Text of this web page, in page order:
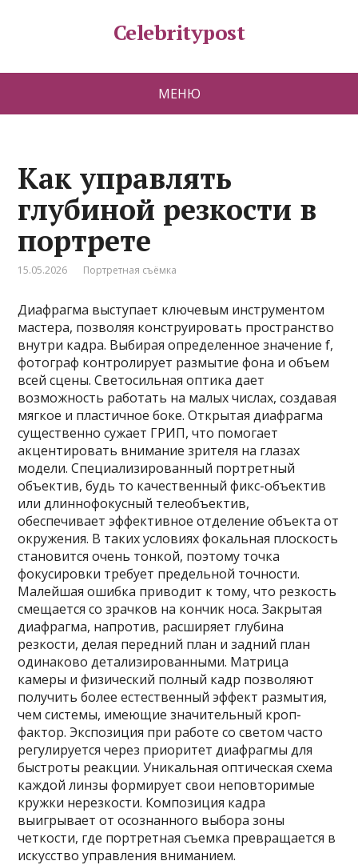
Celebritypost
МЕНЮ
Как управлять
глубиной резкости в
портрете
15.05.2026 Портретная съёмка
Диафрагма выступает ключевым инструментом
мастера, позволяя конструировать пространство
внутри кадра. Выбирая определенное значение f,
фотограф контролирует размытие фона и объем
всей сцены. Светосильная оптика дает
возможность работать на малых числах, создавая
мягкое и пластичное боке. Открытая диафрагма
существенно сужает ГРИП, что помогает
акцентировать внимание зрителя на глазах
модели. Специализированный портретный
объектив, будь то качественный фикс-объектив
или длиннофокусный телеобъектив,
обеспечивает эффективное отделение объекта от
окружения. В таких условиях фокальная плоскость
становится очень тонкой, поэтому точка
фокусировки требует предельной точности.
Малейшая ошибка приводит к тому, что резкость
смещается со зрачков на кончик носа. Закрытая
диафрагма, напротив, расширяет глубина
резкости, делая передний план и задний план
одинаково детализированными. Матрица
камеры и физический полный кадр позволяют
получить более естественный эффект размытия,
чем системы, имеющие значительный кроп-
фактор. Экспозиция при работе со светом часто
регулируется через приоритет диафрагмы для
быстроты реакции. Уникальная оптическая схема
каждой линзы формирует свои неповторимые
кружки нерезкости. Композиция кадра
выигрывает от осознанного выбора зоны
четкости, где портретная съемка превращается в
искусство управления вниманием.